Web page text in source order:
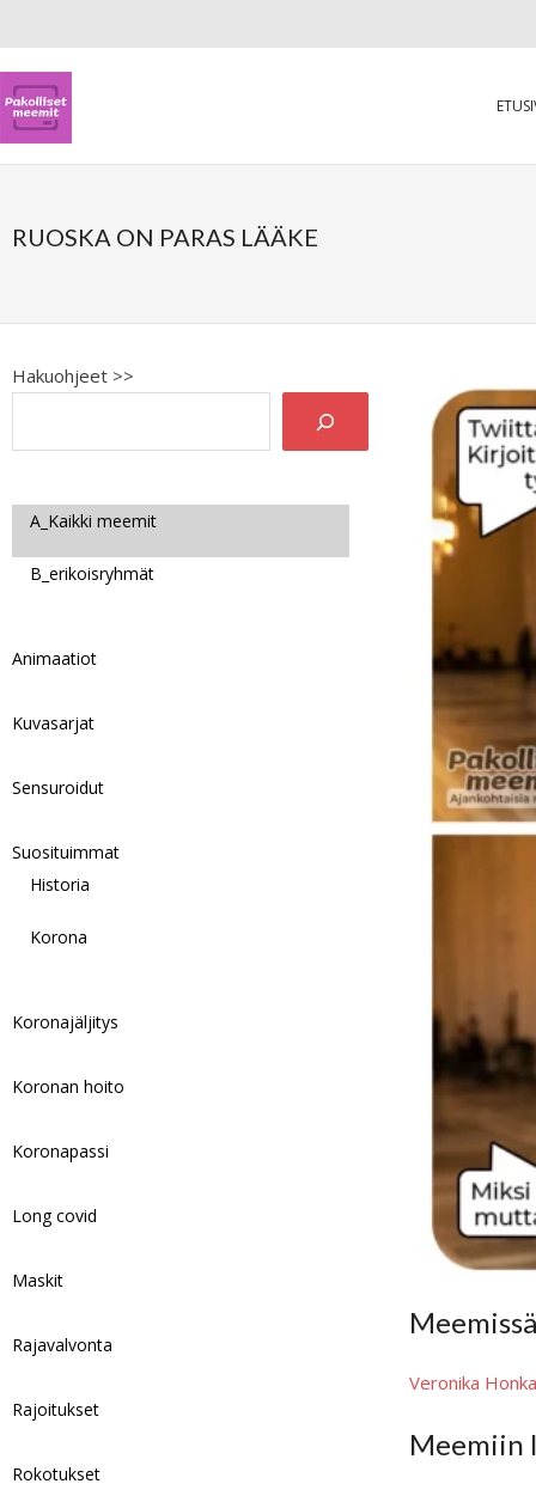
RUOSKA ON PARAS LÄÄKE
Veronika
Meemiin
Hakuohjeet >>
A_Kaikki meemit
B_erikoisryhmät
Animaatiot
Kuvasarjat
Sensuroidut
Suosituimmat
Historia
Korona
Koronajäljitys
Koronan hoito
Koronapassi
Long covid
Maskit
Rajavalvonta
Rajoitukset
Rokotukset